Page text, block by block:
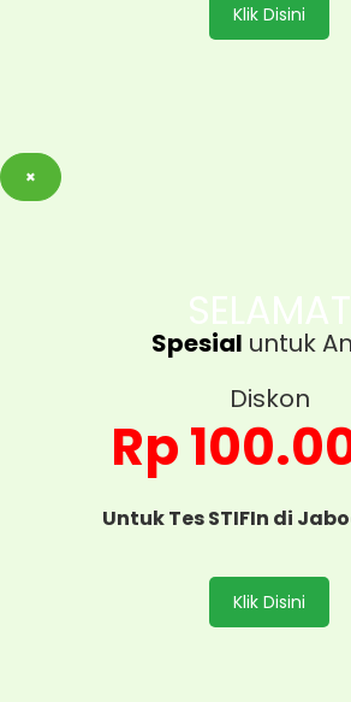
Klik Disini
×
SELAMAT
Spesial untuk
Diskon
Rp
Untuk Tes STIFIn di
Klik Disini